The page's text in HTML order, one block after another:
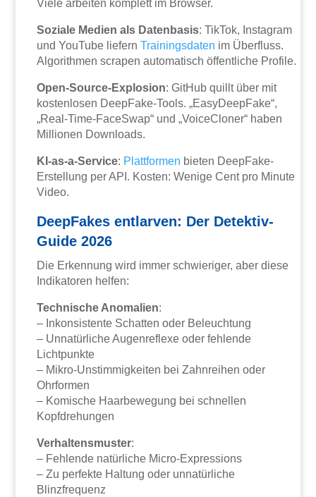
Viele arbeiten komplett im Browser.
Soziale Medien als Datenbasis: TikTok, Instagram
und YouTube liefernTrainingsdaten im Überfluss.
Algorithmen scrapen automatisch öffentliche Profile.
Open-Source-Explosion: GitHub quillt über mit
kostenlosen DeepFake-Tools. „EasyDeepFake“,
„Real-Time-FaceSwap“ und „VoiceCloner“ haben
Millionen Downloads.
KI-as-a-Service: Plattformen bieten DeepFake-
Erstellung per API. Kosten: Wenige Cent pro Minute
Video.
DeepFakes entlarven: Der Detektiv-
Guide 2026
Die Erkennung wird immer schwieriger, aber diese
Indikatoren helfen:
Technische Anomalien:
– Inkonsistente Schatten oder Beleuchtung
– Unnatürliche Augenreflexe oder fehlende
Lichtpunkte
– Mikro-Unstimmigkeiten bei Zahnreihen oder
Ohrformen
– Komische Haarbewegung bei schnellen
Kopfdrehungen
Verhaltensmuster:
– Fehlende natürliche Micro-Expressions
– Zu perfekte Haltung oder unnatürliche
Blinzfrequenz